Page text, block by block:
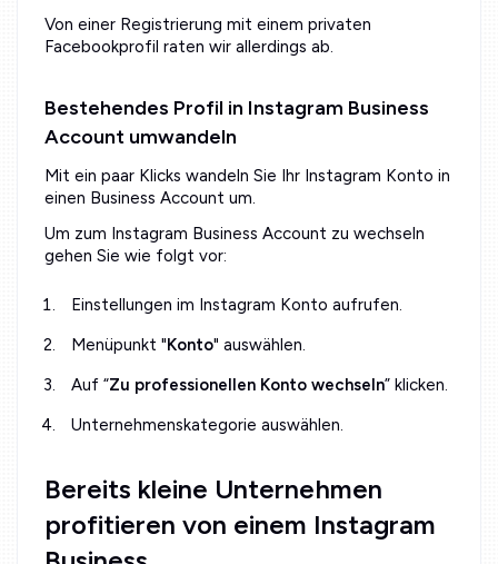
Von einer Registrierung mit einem privaten
Facebookprofil raten wir allerdings ab.
Bestehendes Profil in Instagram Business
Account umwandeln
Mit ein paar Klicks wandeln Sie Ihr Instagram Konto in
einen Business Account um.
Um zum Instagram Business Account zu wechseln
gehen Sie wie folgt vor:
Einstellungen im Instagram Konto aufrufen.
Menüpunkt "Konto" auswählen.
Auf “Zu professionellen Konto wechseln” klicken.
Unternehmenskategorie auswählen.
Bereits kleine Unternehmen
profitieren von einem Instagram